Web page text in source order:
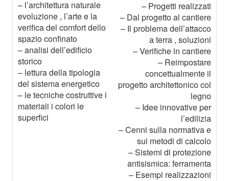
– Progetti realizzati
– Dal progetto al cantiere
– Il problema dell’attacco
a terra , soluzioni
– Verifiche in cantiere
– Reimpostare
concettualmente il
progetto architettonico col
legno
– Idee innovative per
l’edilizia
– Cenni sulla normativa e
sui metodi di calcolo
– Sistemi di protezione
antisismica: ferramenta
– Esempi realizzazioni